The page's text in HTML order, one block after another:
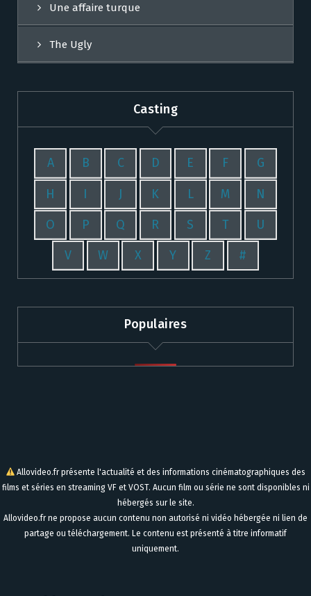
Une affaire turque
The Ugly
Casting
A B C D E F G
H I J K L M N
O P Q R S T U
V W X Y Z #
Populaires
Allovideo.fr présente l'actualité et des informations cinématographiques des
films et séries en streaming VF et VOST. Aucun film ou série ne sont disponibles ni
hébergés sur le site.
Allovideo.fr ne propose aucun contenu non autorisé ni vidéo hébergée ni lien de
partage ou téléchargement. Le contenu est présenté à titre informatif
uniquement.